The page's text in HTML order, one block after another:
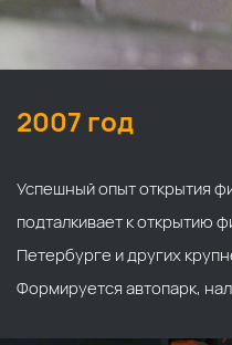
2007 год
Успешный опыт открытия
подталкивает к открытию
Петербурге и других
Формируется автопарк,